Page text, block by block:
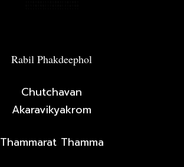
Rabil Phakdeephol
Chutchavan
Akaravikyakrom
Thammarat Thamma